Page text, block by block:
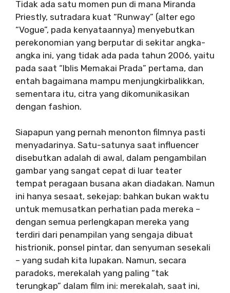
Tidak ada satu momen pun di mana Miranda
Priestly, sutradara kuat “Runway” (alter ego
“Vogue”, pada kenyataannya) menyebutkan
perekonomian yang berputar di sekitar angka-
angka ini, yang tidak ada pada tahun 2006, yaitu
pada saat “Iblis Memakai Prada” pertama, dan
entah bagaimana mampu menjungkirbalikkan,
sementara itu, citra yang dikomunikasikan
dengan fashion.
Siapapun yang pernah menonton filmnya pasti
menyadarinya. Satu-satunya saat influencer
disebutkan adalah di awal, dalam pengambilan
gambar yang sangat cepat di luar teater
tempat peragaan busana akan diadakan. Namun
ini hanya sesaat, sekejap: bahkan bukan waktu
untuk memusatkan perhatian pada mereka –
dengan semua perlengkapan mereka yang
terdiri dari penampilan yang sengaja dibuat
histrionik, ponsel pintar, dan senyuman sesekali
– yang sudah kita lupakan. Namun, secara
paradoks, merekalah yang paling “tak
terungkap” dalam film ini: merekalah, saat ini,